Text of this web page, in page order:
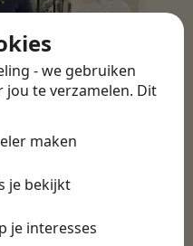
- we gebruiken
te verzamelen. Dit
maken
je bekijkt
je interesses